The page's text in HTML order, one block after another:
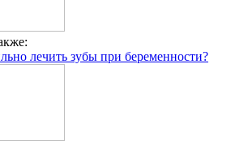
лечить зубы при беременности?